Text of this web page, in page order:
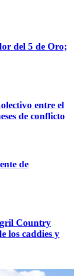
del 5 de Oro;
entre el
de conflicto
de
Country
los caddies y